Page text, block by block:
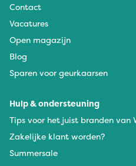
Contact
Vacatures
Open magazijn
Blog
Sparen voor geurkaarsen
Hulp & ondersteuning
Tips voor het juist branden van
Zakelijke klant worden?
Summersale